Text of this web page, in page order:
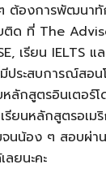
ต้องการพัฒนา
บติด ที่ The
เรียน IELTS แ
ประสบการณ์สอ
ลักสูตรอินเตอร์โ
รียนหลักสูตรอเ
นน้อง ๆ สอบผ่า
ยนะคะ